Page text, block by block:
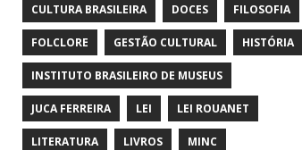
CULTURA BRASILEIRA DOCES FILOSOFIA
FOLCLORE GESTÃO CULTURAL HISTÓRIA
INSTITUTO BRASILEIRO DE MUSEUS
JUCA FERREIRA LEI LEI ROUANET
LITERATURA LIVROS MINC